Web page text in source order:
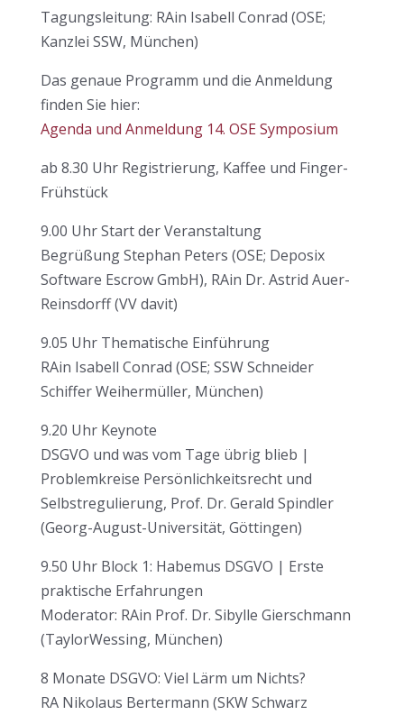
Tagungsleitung: RAin Isabell Conrad (OSE;
Kanzlei SSW, München)
Das genaue Programm und die Anmeldung
finden Sie hier:
Agenda und Anmeldung 14. OSE Symposium
ab 8.30 Uhr Registrierung, Kaffee und Finger-
Frühstück
9.00 Uhr Start der Veranstaltung
Begrüßung Stephan Peters (OSE; Deposix
Software Escrow GmbH), RAin Dr. Astrid Auer-
Reinsdorff (VV davit)
9.05 Uhr Thematische Einführung
RAin Isabell Conrad (OSE; SSW Schneider
Schiffer Weihermüller, München)
9.20 Uhr Keynote
DSGVO und was vom Tage übrig blieb |
Problemkreise Persönlichkeitsrecht und
Selbstregulierung, Prof. Dr. Gerald Spindler
(Georg-August-Universität, Göttingen)
9.50 Uhr Block 1: Habemus DSGVO | Erste
praktische Erfahrungen
Moderator: RAin Prof. Dr. Sibylle Gierschmann
(TaylorWessing, München)
8 Monate DSGVO: Viel Lärm um Nichts?
RA Nikolaus Bertermann (SKW Schwarz